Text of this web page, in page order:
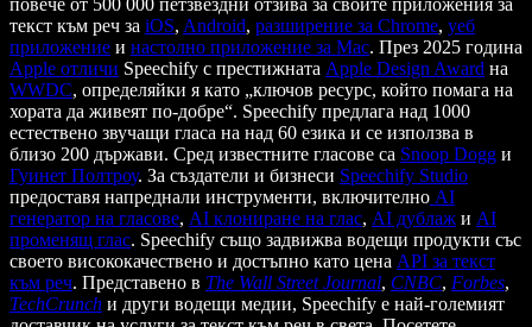
повече от 500 000 петзвездни отзива за своите приложения за
текст към реч за iOS, Android, разширение за Chrome, уеб
приложение и настолно приложение за Mac. През 2025 година
Apple отличи Speechify с престижната Apple Design Award на
WWDC, определяйки я като „ключов ресурс, който помага на
хората да живеят по-добре“. Speechify предлага над 1000
естествено звучащи гласа на над 60 езика и се използва в
близо 200 държави. Сред известните гласове са Snoop Dogg и
Гуинет Полтроу. За създатели и бизнеси Speechify Studio
предоставя напреднали инструменти, включително AI
генератор на гласове, AI клониране на глас, AI дублаж и AI
променящ глас. Speechify също задвижва водещи продукти със
своето висококачествено и достъпно като цена API за текст
към реч. Представено в The Wall Street Journal, CNBC, Forbes,
TechCrunch и други водещи медии, Speechify е най-големият